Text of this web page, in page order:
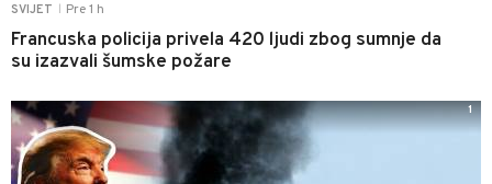
SVIJET Pre 1 h
Francuska policija privela 420 ljudi zbog sumnje da
su izazvali šumske požare
1